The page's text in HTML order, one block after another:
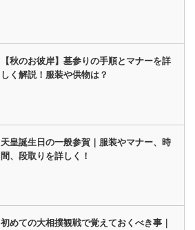
【秋のお彼岸】墓参りの手順とマナーを詳
しく解説！服装や供物は？
天皇誕生日の一般参賀｜服装やマナー、時
間、段取りを詳しく！
初めての大相撲観戦で覚えておくべき事｜